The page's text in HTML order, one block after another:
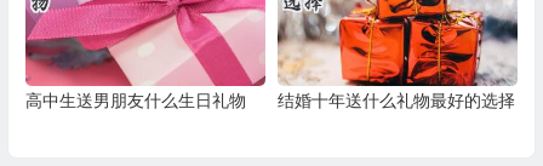
高中生送男朋友什么生日礼物 结婚十年送什么礼物最好的选择